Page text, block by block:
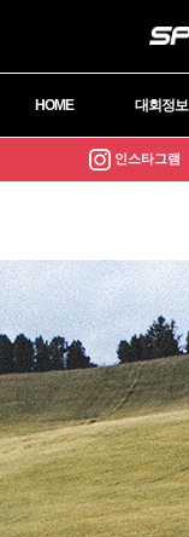
HOME 대회정보
인스타그램